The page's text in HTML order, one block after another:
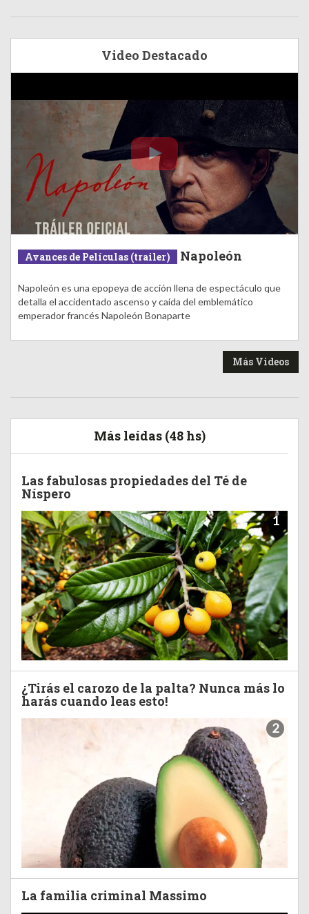
Video Destacado
Avances de Películas (trailer) Napoleón
Napoleón es una epopeya de acción llena de espectáculo que
detalla el accidentado ascenso y caída del emblemático
emperador francés Napoleón Bonaparte
Más Videos
Más leídas (48 hs)
Las fabulosas propiedades del Té de
Níspero
1
¿Tirás el carozo de la palta? Nunca más lo
harás cuando leas esto!
2
La familia criminal Massimo